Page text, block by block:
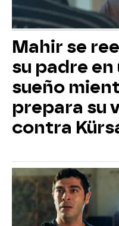
Mahir se
su padre
sueño
prepara su
contra